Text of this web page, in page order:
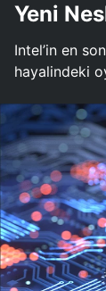
Yeni
Intel’in en
hayalindeki